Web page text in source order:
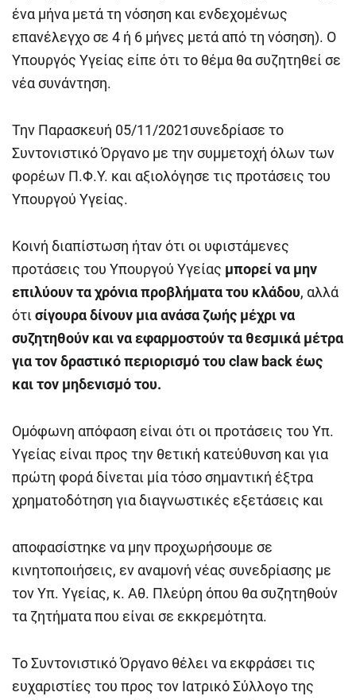
ένα μήνα μετά τη νόσηση και ενδεχομένως
επανέλεγχο σε 4 ή 6 μήνες μετά από τη νόσηση). Ο
Υπουργός Υγείας είπε ότι το θέμα θα συζητηθεί σε
νέα συνάντηση.
Την Παρασκευή 05/11/2021συνεδρίασε το
Συντονιστικό Όργανο με την συμμετοχή όλων των
φορέων Π.Φ.Υ. και αξιολόγησε τις προτάσεις του
Υπουργού Υγείας.
Κοινή διαπίστωση ήταν ότι οι υφιστάμενες
προτάσεις του Υπουργού Υγείας μπορεί να μην
επιλύουν τα χρόνια προβλήματα του κλάδου, αλλά
ότι σίγουρα δίνουν μια ανάσα ζωής μέχρι να
συζητηθούν και να εφαρμοστούν τα θεσμικά μέτρα
για τον δραστικό περιορισμό τουclaw backέως
και τον μηδενισμό του.
Ομόφωνη απόφαση είναι ότι οι προτάσεις του Υπ.
Υγείας είναι προς την θετική κατεύθυνση και για
πρώτη φορά δίνεται μία τόσο σημαντική έξτρα
χρηματοδότηση για διαγνωστικές εξετάσεις και
αποφασίστηκε να μην προχωρήσουμε σε
κινητοποιήσεις, εν αναμονή νέας συνεδρίασης με
τον Υπ. Υγείας, κ. Αθ. Πλεύρη όπου θα συζητηθούν
τα ζητήματα που είναι σε εκκρεμότητα.
Το Συντονιστικό Όργανο θέλει να εκφράσει τις
ευχαριστίες του προς τον Ιατρικό Σύλλογο της